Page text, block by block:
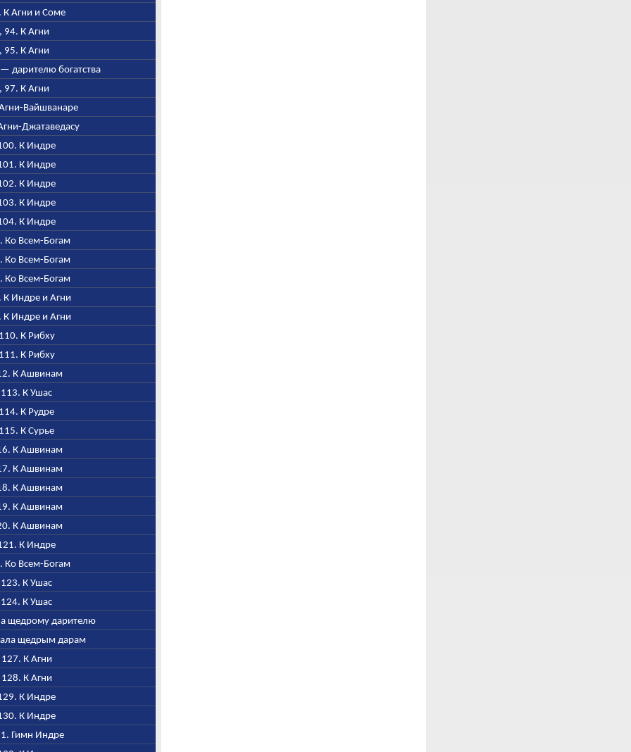
К Агни и Соме
94. К Агни
95. К Агни
дарителю богатства
97. К Агни
Вайшванаре
Джатаведасу
К Индре
К Индре
К Индре
К Индре
К Индре
Ко Всем-Богам
Ко Всем-Богам
Ко Всем-Богам
К Индре и Агни
К Индре и Агни
К Рибху
К Рибху
К Ашвинам
К Ушас
К Рудре
К Сурье
К Ашвинам
К Ашвинам
К Ашвинам
К Ашвинам
К Ашвинам
К Индре
Ко Всем-Богам
К Ушас
К Ушас
щедрому дарителю
щедрым дарам
127. К Агни
128. К Агни
К Индре
К Индре
Гимн Индре